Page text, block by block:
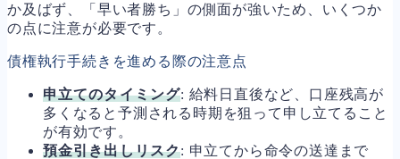
か及ばず、「早い者勝ち」の側面が強いため、いくつか
の点に注意が必要です。
債権執行手続きを進める際の注意点
申立てのタイミング: 給料日直後など、口座残高が
多くなると予測される時期を狙って申し立てること
が有効です。
預金引き出しリスク: 申立てから命令の送達まで